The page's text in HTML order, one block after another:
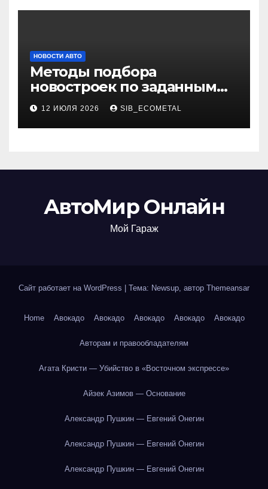
НОВОСТИ АВТО
Методы подбора
новостроек по заданным
критериям
12 ИЮЛЯ 2026 SIB_ECOMETAL
АвтоМир Онлайн
Мой Гараж
Сайт работает на WordPress Тема: Newsup, автор Themeansar
Home Авокадо Авокадо Авокадо Авокадо Авокадо
Авторам и правообладателям
Агата Кристи — Убийство в «Восточном экспрессе»
Айзек Азимов — Основание
Александр Пушкин — Евгений Онегин
Александр Пушкин — Евгений Онегин
Александр Пушкин — Евгений Онегин